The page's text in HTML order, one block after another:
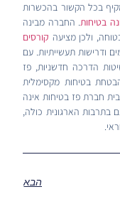
בכל הקשור בהכשרות
בטיחות. החברה מבינה
ולכן מציעה קורסים
ודרישות תעשייתיות. עם
הדרכה חדשניות, פז
בטיחות מקסימלית
חברת פז בטיחות אינה
בתרבות הארגונית כולה,
הבא